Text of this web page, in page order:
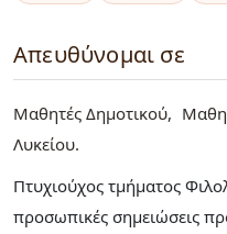
Απευθύνομαι σε
Μαθητές Δημοτικού
Λυκείου
Πτυχιούχος τμήματος
προσωπικές σημειώσεις